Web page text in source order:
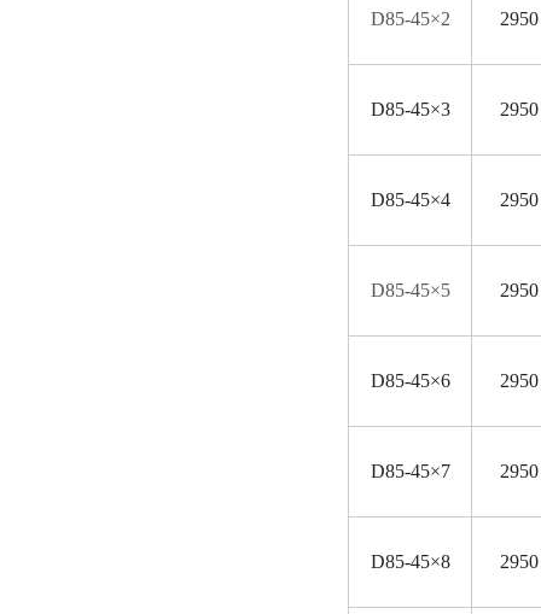
D85-45×2 2950
D85-45×3 2950
D85-45×4 2950
D85-45×5 2950
D85-45×6 2950
D85-45×7 2950
D85-45×8 2950